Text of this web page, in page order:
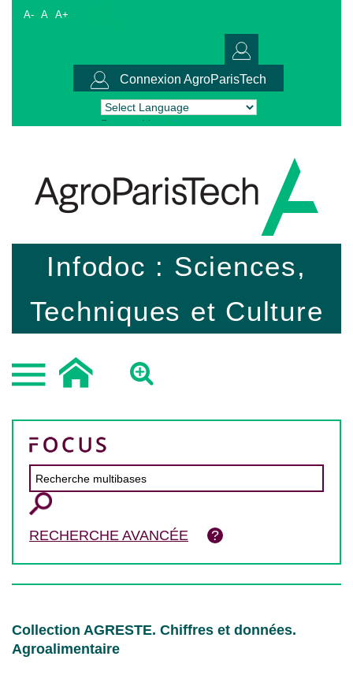
A- A A+
Connexion AgroParisTech
Powered by Translate
Infodoc : Sciences,
Techniques et Culture
RECHERCHE AVANCÉE
Collection AGRESTE. Chiffres et données.
Agroalimentaire